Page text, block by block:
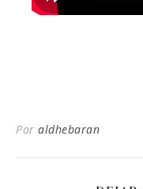
Por aldhebaran